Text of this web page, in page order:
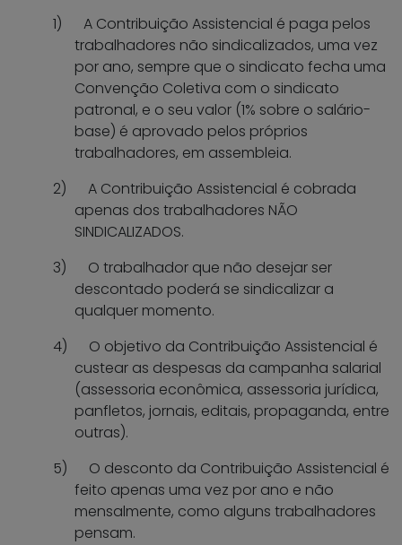
1)
A Contribuição Assistencial é paga pelos
trabalhadores não sindicalizados, uma vez
por ano, sempre que o sindicato fecha uma
Convenção Coletiva com o sindicato
patronal, e o seu valor (1% sobre o salário-
base) é aprovado pelos próprios
trabalhadores, em assembleia.
2)
A Contribuição Assistencial é cobrada
apenas dos trabalhadores NÃO
SINDICALIZADOS.
3)
O trabalhador que não desejar ser
descontado poderá se sindicalizar a
qualquer momento.
4)
O objetivo da Contribuição Assistencial é
custear as despesas da campanha salarial
(assessoria econômica, assessoria jurídica,
panfletos, jornais, editais, propaganda, entre
outras).
5)
O desconto da Contribuição Assistencial é
feito apenas uma vez por ano e não
mensalmente, como alguns trabalhadores
pensam.